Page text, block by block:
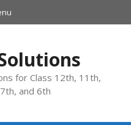
for Class 12th, 11th,
and 6th